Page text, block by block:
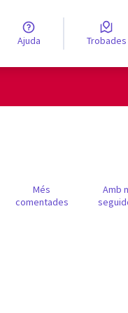
Elegir el idioma
Ajuda Trobades
Més
comentades
Amb